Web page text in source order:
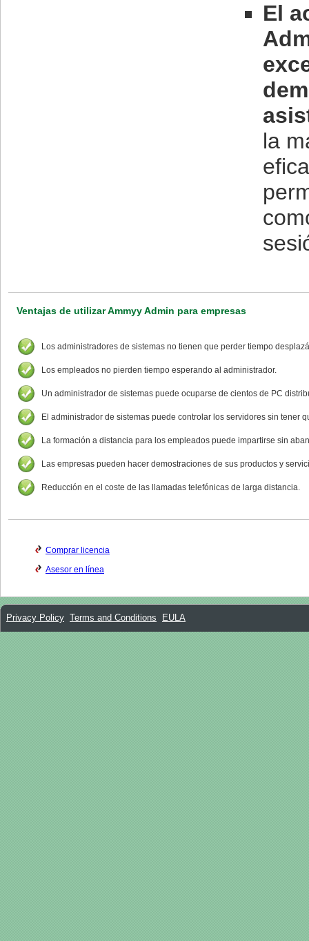
El
la
Ventajas de utilizar Ammyy Admin para empresas
Los administradores de sistemas no tienen que perder tiempo
Los empleados no pierden tiempo esperando al administrador.
Un administrador de sistemas puede ocuparse de cientos de PC
El administrador de sistemas puede controlar los servidores sin tener
La formación a distancia para los empleados puede impartirse sin
Las empresas pueden hacer demostraciones de sus productos y
Reducción en el coste de las llamadas telefónicas de larga distancia.
Comprar licencia
Asesor en línea
Privacy Policy Terms and Conditions EULA